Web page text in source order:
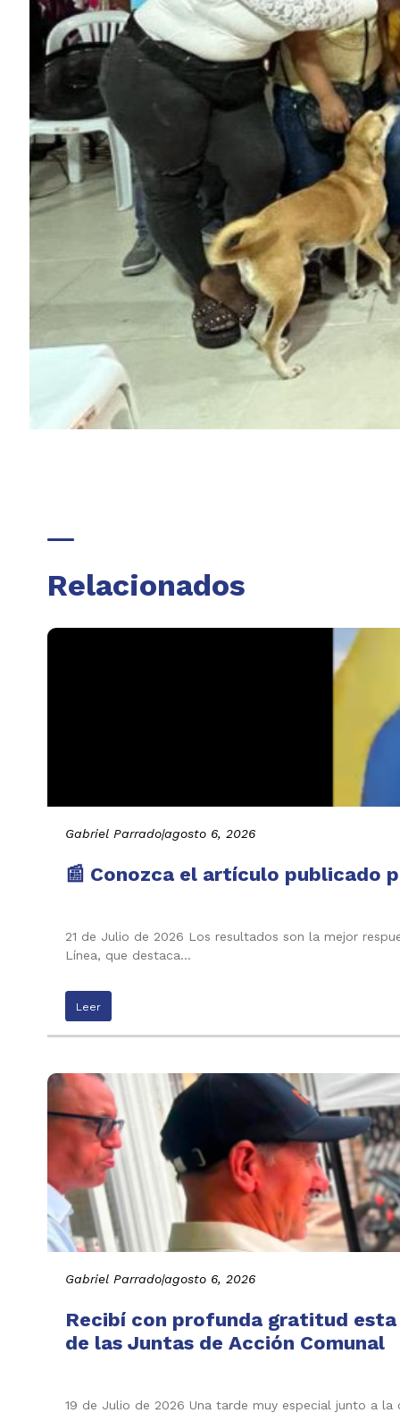
Relacionados
Gabriel Parrado|agosto 6, 2026
📰 Conozca el artículo publicado
21 de Julio de 2026 Los resultados son la mejor
Línea, que destaca…
Leer
Gabriel Parrado|agosto 6, 2026
Recibí con profunda gratitud
de las Juntas de Acción Comunal
19 de Julio de 2026 Una tarde muy especial junto a